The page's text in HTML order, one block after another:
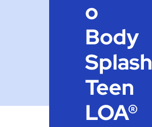
o
Body
Splash
Teen
LOA®